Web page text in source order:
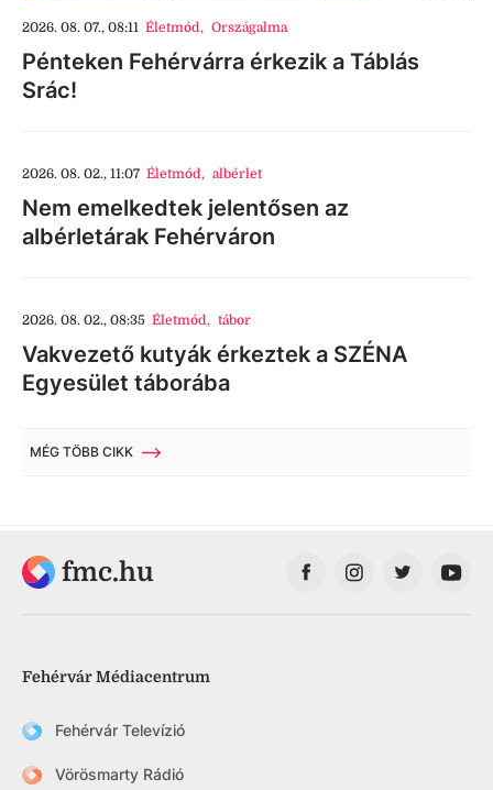
2026. 08. 07., 08:11 Életmód, Országalma
Pénteken Fehérvárra érkezik a Táblás
Srác!
2026. 08. 02., 11:07 Életmód, albérlet
Nem emelkedtek jelentősen az
albérletárak Fehérváron
2026. 08. 02., 08:35 Életmód, tábor
Vakvezető kutyák érkeztek a SZÉNA
Egyesület táborába
MÉG TÖBB CIKK
fmc.hu
Fehérvár Médiacentrum
Fehérvár Televízió
Vörösmarty Rádió